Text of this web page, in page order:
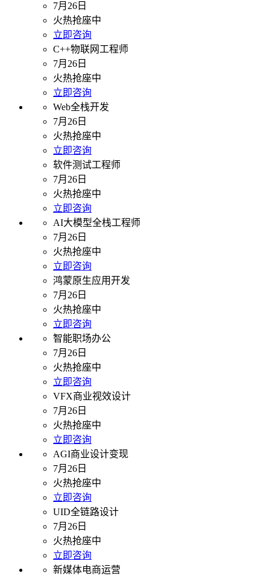
7月26日
火热抢座中
立即咨询
C++物联网工程师
7月26日
火热抢座中
立即咨询
Web全栈开发
7月26日
火热抢座中
立即咨询
软件测试工程师
7月26日
火热抢座中
立即咨询
AI大模型全栈工程师
7月26日
火热抢座中
立即咨询
鸿蒙原生应用开发
7月26日
火热抢座中
立即咨询
智能职场办公
7月26日
火热抢座中
立即咨询
VFX商业视效设计
7月26日
火热抢座中
立即咨询
AGI商业设计变现
7月26日
火热抢座中
立即咨询
UID全链路设计
7月26日
火热抢座中
立即咨询
新媒体电商运营